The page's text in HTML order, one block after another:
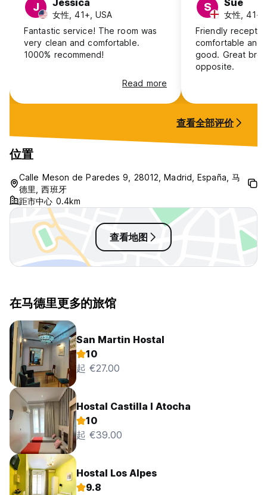
J Jessica
女性, 41+, USA
Fantastic service! The room was
very clean and comfortable.
1000% recommend!
Read more
S Sue
女性, 41+,
Friendly
comfortable and
good. Great breakfast in cafe
opposite.
查看全部评价
位置
Calle Meson de Paredes 9, 28012, Madrid, España, 马
德里, 西班牙
距市中心 0.4km
查看地图
在马德里更多的旅馆
San Martin Hostal
10
起 €27.00
Hostal Castilla I Atocha
10
起 €39.00
Hostal Los Alpes
9.8